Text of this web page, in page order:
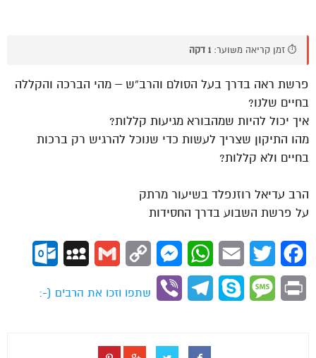
⏱️ זמן קריאה משוער: 1 דקה
פרשת ראה בדרך בעל הסולם והרב”ש – מהי הברכה והקללה
בחיים שלנו?
איך יכול להיות שמהבורא מגיעות קללות?
מהו התיקון שצריך לעשות כדי שנוכל להרגיש רק ברכות
בחיים ולא קללות?
הרב עדיאל רוזנפלד בשיעור מרתק
על פרשת השבוע בדרך החסידות
Facebook
Twitter
Email
WhatsApp
Messenger
Copy
Gmail
MySpace
Print
Message
Skype
Telegram
Viber
שתפו וזכו את הרבים (-: